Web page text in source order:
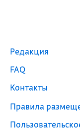
Редакция
FAQ
Контакты
Правила